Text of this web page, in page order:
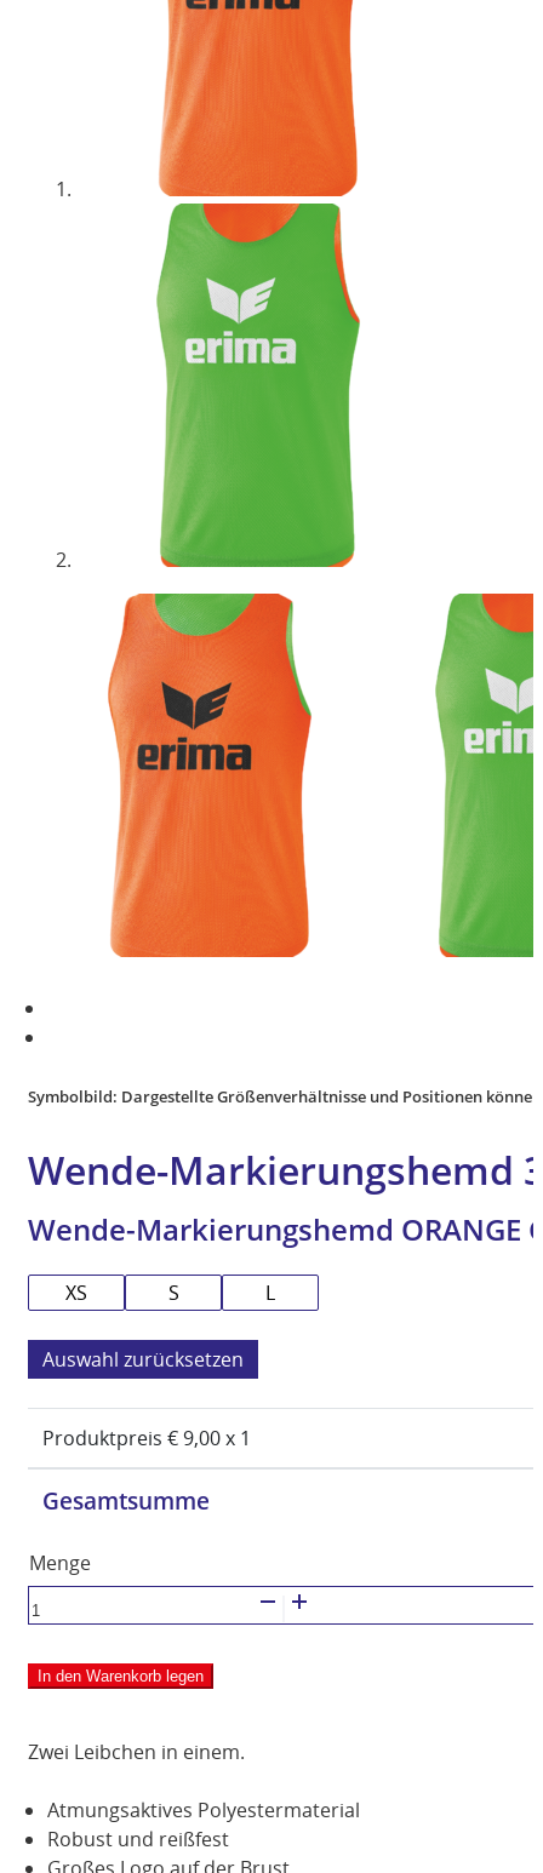
Symbolbild: Dargestellte Größenverhältnisse und Positionen
Wende-Markierungshemd
Wende-Markierungshemd ORANGE
XS S L
zurücksetzen
Produktpreis €9,00x 1
Gesamtsumme
Wende-
Markierungshemd
ORANGE
GRÜN
In den Warenkorb legen
Zwei Leibchen in einem.
Atmungsaktives Polyestermaterial
Robust und reißfest